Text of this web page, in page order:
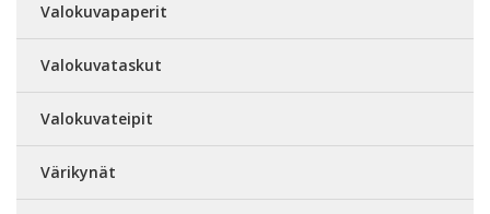
Valokuvapaperit
Valokuvataskut
Valokuvateipit
Värikynät